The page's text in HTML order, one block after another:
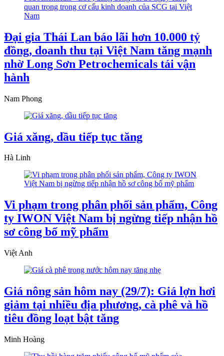
Đại gia Thái Lan báo lãi hơn 10.000 tỷ
đồng, doanh thu tại Việt Nam tăng mạnh
nhờ Long Sơn Petrochemicals tái vận
hành
Nam Phong
Giá xăng, dầu tiếp tục tăng
Hà Linh
Vi phạm trong phân phối sản phẩm, Công
ty IWON Việt Nam bị ngừng tiếp nhận hồ
sơ công bố mỹ phẩm
Việt Anh
Giá nông sản hôm nay (29/7): Giá lợn hơi
giảm tại nhiều địa phương, cà phê và hồ
tiêu đồng loạt bật tăng
Minh Hoàng